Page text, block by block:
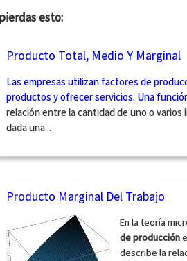
esto:
Producto Total, Medio Y Marginal
Las empresas utilizan factores de
productos y ofrecer servicios. Una
relación entre la cantidad de uno o varios
dada una...
Producto Marginal Del Trabajo
En la teoría
de producción
describe la